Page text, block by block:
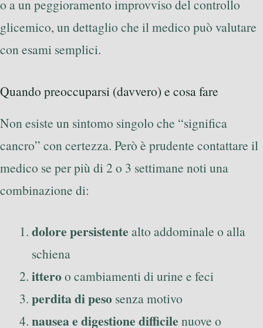
o a un peggioramento improvviso del controllo
glicemico, un dettaglio che il medico può valutare
con esami semplici.
Quando preoccuparsi (davvero) e cosa fare
Non esiste un sintomo singolo che “significa
cancro” con certezza. Però è prudente contattare il
medico se per più di 2 o 3 settimane noti una
combinazione di:
dolore persistente alto addominale o alla
schiena
itteroo cambiamenti di urine e feci
perdita di peso senza motivo
nausea e digestione difficile nuove o